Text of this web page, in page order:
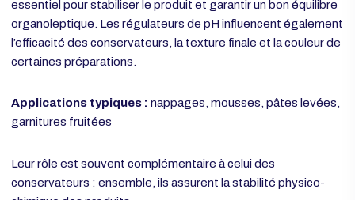
Régulateurs d’acidité – Maîtriser le
pH pour la stabilité et le goût
En lien direct avec la conservation, le contrôle de l’acidité est
organoleptique. Les régulateurs de pH influencent
l’efficacité des conservateurs, la texture finale et la couleur
Applications typiques :
nappages, mousses, pâtes